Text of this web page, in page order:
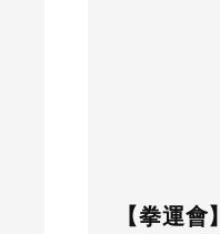
【拳運會】